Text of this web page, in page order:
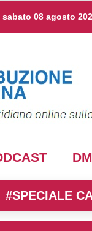
sabato 08 agosto
#SPECIALE